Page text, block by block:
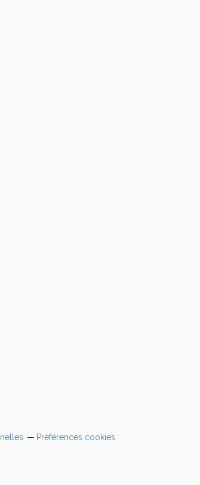
Préférences cookies